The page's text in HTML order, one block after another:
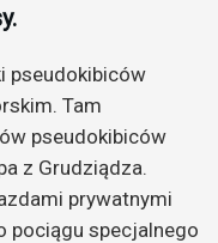
pseudokibiców
Tam
pseudokibiców
z Grudziądza.
prywatnymi
pociągu specjalnego